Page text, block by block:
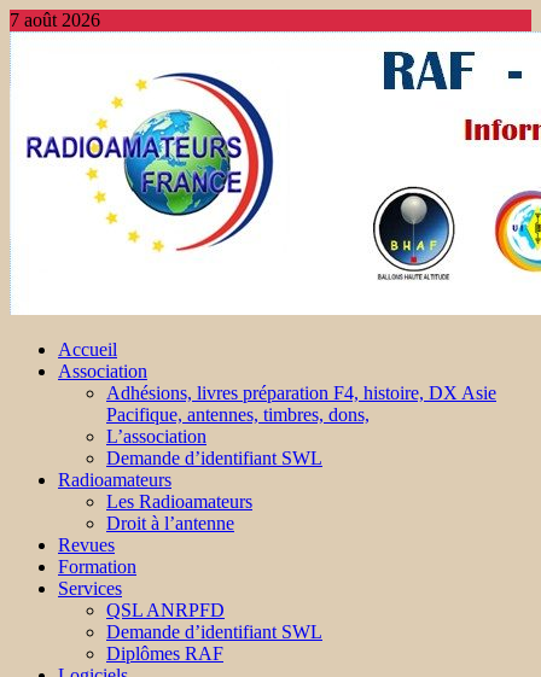
7 août 2026
Accueil
Association
Adhésions, livres préparation F4, histoire, DX Asie
Pacifique, antennes, timbres, dons,
L’association
Demande d’identifiant SWL
Radioamateurs
Les Radioamateurs
Droit à l’antenne
Revues
Formation
Services
QSL ANRPFD
Demande d’identifiant SWL
Diplômes RAF